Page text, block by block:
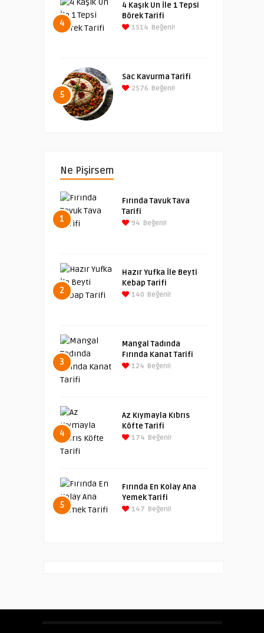
4
4 Kaşık Un İle 1 Tepsi
Börek Tarifi
1514 Beğeni!
5
Sac Kavurma Tarifi
2576 Beğeni!
Ne Pişirsem
1
Fırında Tavuk Tava
Tarifi
94 Beğeni!
2
Hazır Yufka İle Beyti
Kebap Tarifi
140 Beğeni!
3
Mangal Tadında
Fırında Kanat Tarifi
124 Beğeni!
4
Az Kıymayla Kıbrıs
Köfte Tarifi
174 Beğeni!
5
Fırında En Kolay Ana
Yemek Tarifi
147 Beğeni!